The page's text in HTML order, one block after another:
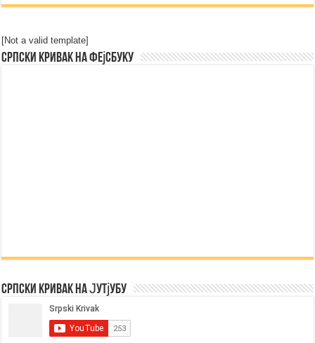
[Not a valid template]
Српски Кривак на Фејсбуку
Српски Кривак на Јутјубу